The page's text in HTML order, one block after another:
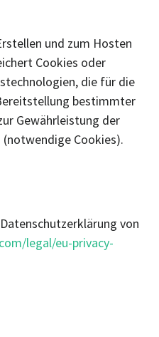
und zum Hosten
Cookies oder
die für die
bestimmter
Gewährleistung der
Cookies).
von
legal/eu-privacy-